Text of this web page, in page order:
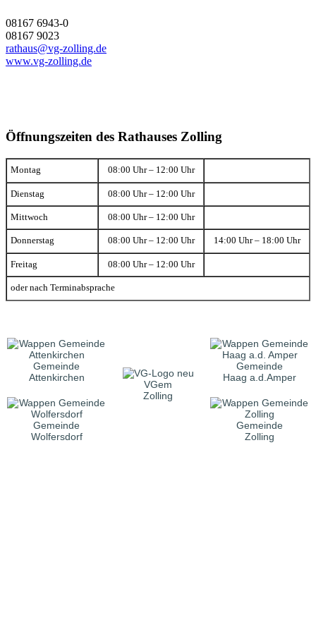
08167 6943-0
08167 9023
rathaus@vg-zolling.de
www.vg-zolling.de
Öffnungszeiten des Rathauses Zolling
Montag 08:00 Uhr – 12:00 Uhr
Dienstag 08:00 Uhr – 12:00 Uhr
Mittwoch 08:00 Uhr – 12:00 Uhr
Donnerstag 08:00 Uhr – 12:00 Uhr 14:00 Uhr – 18:00 Uhr
Freitag 08:00 Uhr – 12:00 Uhr
oder nach Terminabsprache
Gemeinde
Attenkirchen
VGem
Zolling
Gemeinde
Haag a.d.Amper
Gemeinde
Wolfersdorf
Gemeinde
Zolling